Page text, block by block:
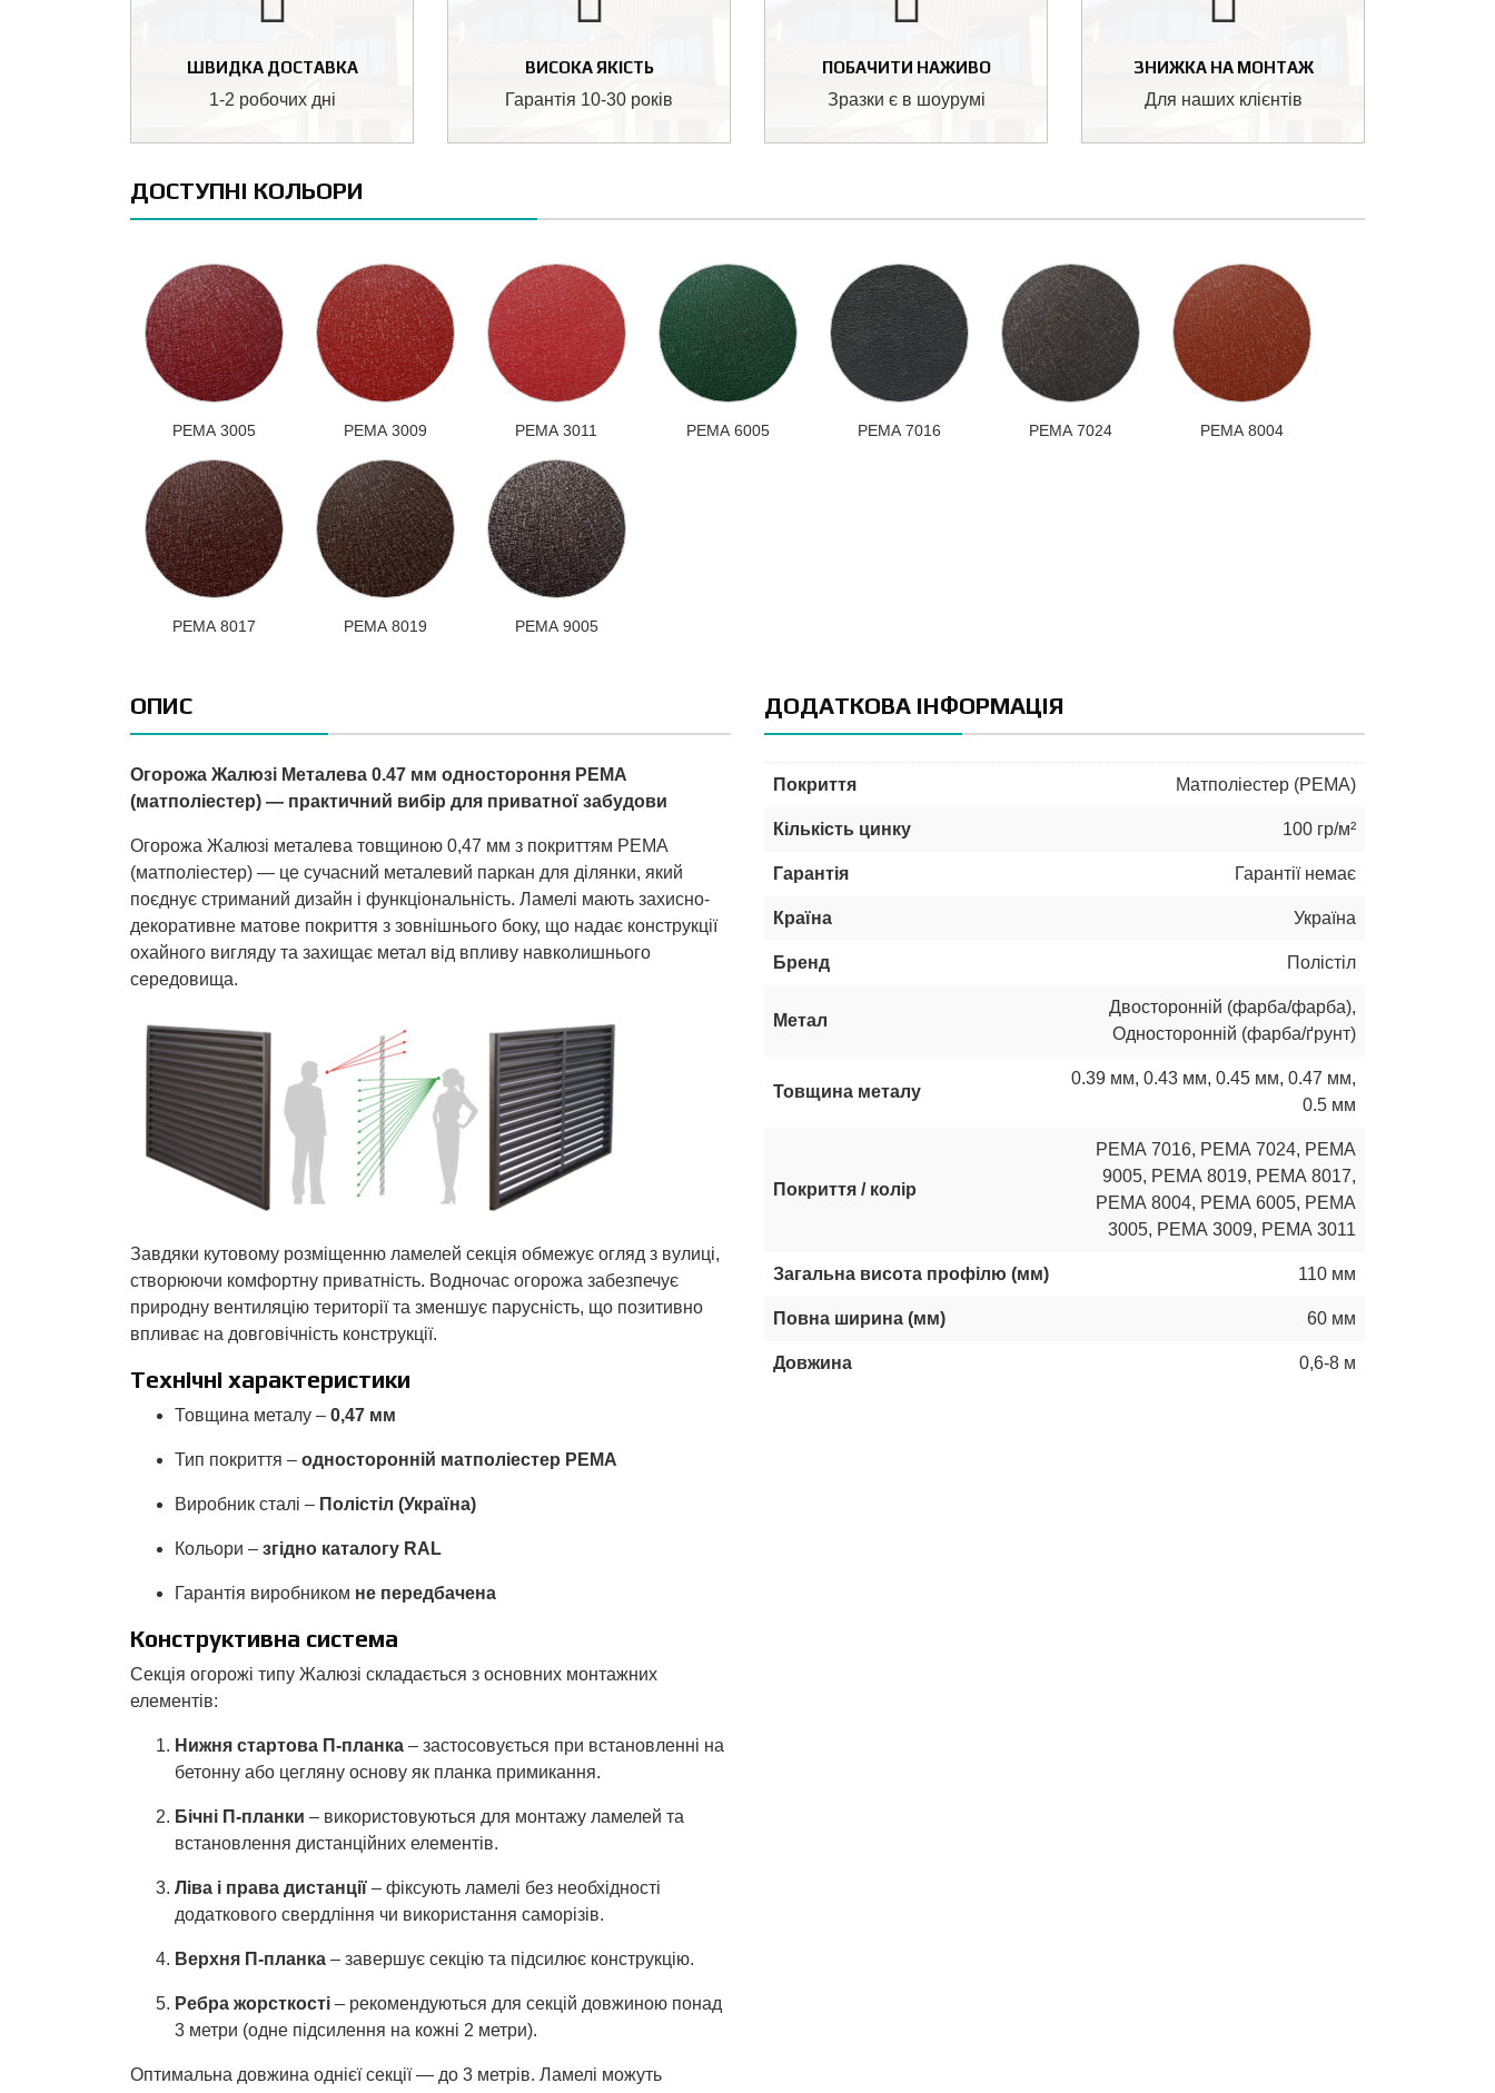
ШВИДКА ДОСТАВКА
1-2 робочих дні
ВИСОКА ЯКІСТЬ
Гарантія 10-30 років
ПОБАЧИТИ НАЖИВО
Зразки є в шоурумі
ЗНИЖКА НА МОНТАЖ
Для наших клієнтів
ДОСТУПНІ КОЛЬОРИ
РЕМА 3005 РЕМА 3009 РЕМА 3011 РЕМА 6005 РЕМА 7016 РЕМА 7024 РЕМА 8004
РЕМА 8017 РЕМА 8019 РЕМА 9005
ОПИС
Огорожа Жалюзі Металева 0.47 мм одностороння PEMA
(матполіестер) — практичний вибір для приватної забудови
Огорожа Жалюзі металева товщиною 0,47 мм з покриттям PEMA
(матполіестер) — це сучасний металевий паркан для ділянки, який
поєднує стриманий дизайн і функціональність. Ламелі мають захисно-
декоративне матове покриття з зовнішнього боку, що надає конструкції
охайного вигляду та захищає метал від впливу навколишнього
середовища.
Завдяки кутовому розміщенню ламелей секція обмежує огляд з вулиці,
створюючи комфортну приватність. Водночас огорожа забезпечує
природну вентиляцію території та зменшує парусність, що позитивно
впливає на довговічність конструкції.
Технічні характеристики
Товщина металу – 0,47 мм
Тип покриття – односторонній матполіестер PEMA
Виробник сталі – Полістіл (Україна)
Кольори – згідно каталогу RAL
Гарантія виробником не передбачена
Конструктивна система
Секція огорожі типу Жалюзі складається з основних монтажних
елементів:
Нижня стартова П-планка – застосовується при встановленні на
бетонну або цегляну основу як планка примикання.
Бічні П-планки – використовуються для монтажу ламелей та
встановлення дистанційних елементів.
Ліва і права дистанції – фіксують ламелі без необхідності
додаткового свердління чи використання саморізів.
Верхня П-планка – завершує секцію та підсилює конструкцію.
Ребра жорсткості – рекомендуються для секцій довжиною понад
3 метри (одне підсилення на кожні 2 метри).
Оптимальна довжина однієї секції — до 3 метрів. Ламелі можуть
ДОДАТКОВА ІНФОРМАЦІЯ
Покриття Матполіестер (РЕМА)
Кількість цинку 100 гр/м²
Гарантія Гарантії немає
Країна Україна
Бренд Полістіл
Метал
Двосторонній (фарба/фарба),
Односторонній (фарба/ґрунт)
Товщина металу
0.39 мм, 0.43 мм, 0.45 мм, 0.47 мм,
0.5 мм
Покриття / колір
РЕМА 7016, РЕМА 7024, РЕМА
9005, РЕМА 8019, РЕМА 8017,
РЕМА 8004, РЕМА 6005, РЕМА
3005, РЕМА 3009, РЕМА 3011
Загальна висота профілю (мм) 110 мм
Повна ширина (мм) 60 мм
Довжина 0,6-8 м